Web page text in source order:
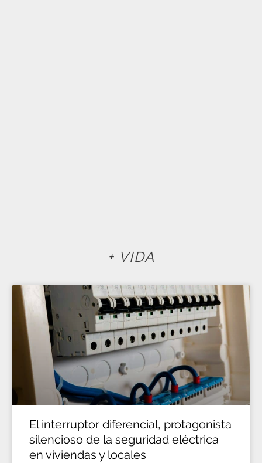
+ VIDA
El interruptor diferencial, protagonista
silencioso de la seguridad eléctrica
en viviendas y locales